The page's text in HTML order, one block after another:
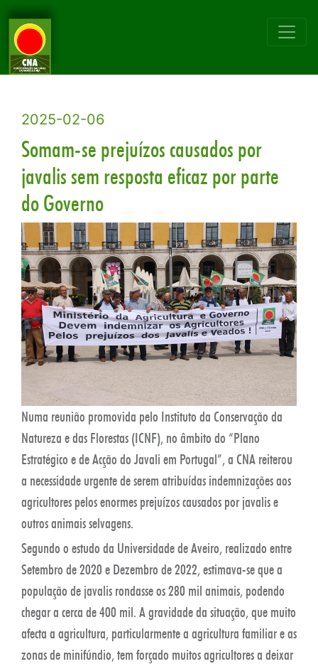
2025-02-06
Somam-se prejuízos causados por
javalis sem resposta eficaz por parte
do Governo
Numa reunião promovida pelo Instituto da Conservação da
Natureza e das Florestas (ICNF), no âmbito do “Plano
Estratégico e de Acção do Javali em Portugal”, a CNA reiterou
a necessidade urgente de serem atribuídas indemnizações aos
agricultores pelos enormes prejuízos causados por javalis e
outros animais selvagens.
Segundo o estudo da Universidade de Aveiro, realizado entre
Setembro de 2020 e Dezembro de 2022, estimava-se que a
população de javalis rondasse os 280 mil animais, podendo
chegar a cerca de 400 mil. A gravidade da situação, que muito
afecta a agricultura, particularmente a agricultura familiar e as
zonas de minifúndio, tem forçado muitos agricultores a deixar